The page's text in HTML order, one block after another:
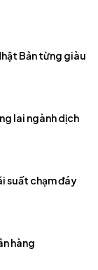
Bản từng giàu
lai ngành dịch
suất chạm đáy
hàng